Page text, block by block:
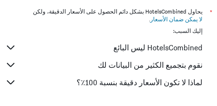
*
يحاول HotelsCombined بشكل دائم الحصول على الأسعار الدقيقة، ولكن
لا يمكن ضمان الأسعار .
إليك السبب:
HotelsCombined ليس البائع
نقوم بتجميع الكثير من البيانات لك
لماذا لا تكون الأسعار دقيقة بنسبة 100٪؟